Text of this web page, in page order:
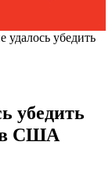
удалось убедить
убедить
в США